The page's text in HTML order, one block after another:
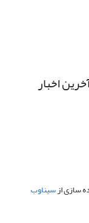
اخبار
سازی ازسیناوب